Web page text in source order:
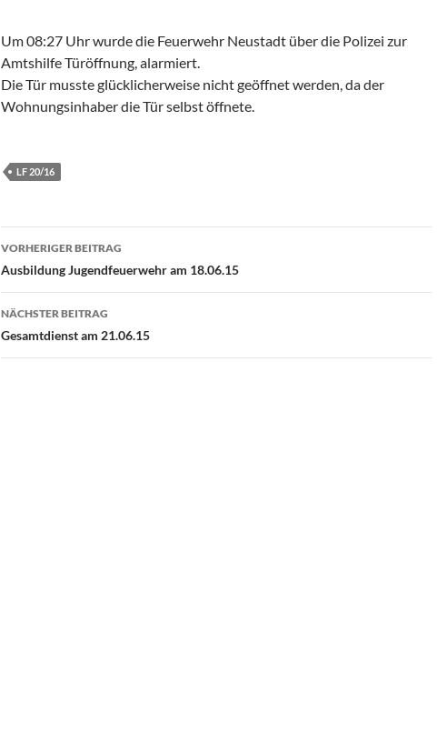
Um 08:27 Uhr wurde die Feuerwehr Neustadt über die Polizei zur
Amtshilfe Türöffnung, alarmiert.
Die Tür musste glücklicherweise nicht geöffnet werden, da der
Wohnungsinhaber die Tür selbst öffnete.
LF 20/16
Beitragsnavigation
VORHERIGER BEITRAG
Ausbildung Jugendfeuerwehr am 18.06.15
NÄCHSTER BEITRAG
Gesamtdienst am 21.06.15